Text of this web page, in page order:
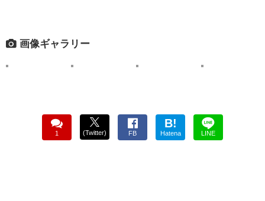
画像ギャラリー
1 (Twitter) FB
B!
Hatena LINE